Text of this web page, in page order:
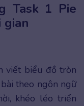
Task 1 Pie
viết biểu đồ tròn
theo ngôn ngữ
khéo léo triển